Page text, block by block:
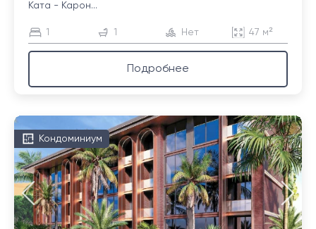
Ката - Карон...
1 1 Нет 47 м²
Подробнее
Кондоминиум